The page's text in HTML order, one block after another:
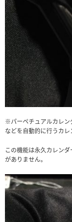
※パーペチュアルカレン
などを自動的に行うカレ
この機能は永久カレン
がありません。